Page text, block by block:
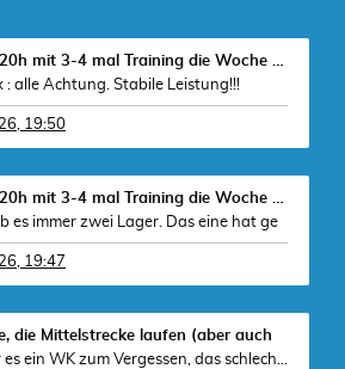
Re: Sub 3:20h mit 3-4 mal Training die Woche machb
: alle Achtung. Stabile Leistung!!!
19:50
Re: Sub 3:20h mit 3-4 mal Training die Woche machb
es immer zwei Lager. Das eine hat ge
19:47
die Mittelstrecke laufen (aber auch
Leider war es ein WK zum Vergessen, das schlechtes